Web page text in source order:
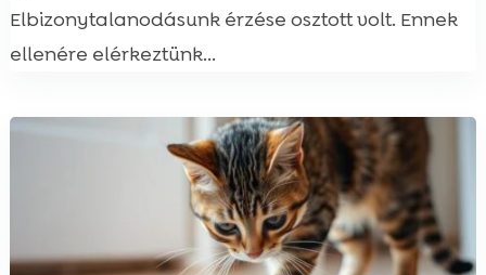
Elbizonytalanodásunk érzése osztott volt. Ennek
ellenére elérkeztünk...